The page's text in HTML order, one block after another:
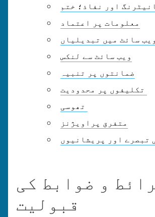
اور نفاذ؛ ختم
معلومات پر اعتماد
ویب سائٹ میں تبدیلیاں
ویب سائٹ سے لنکس
ضمانتوں پر تنبیہ
متفرق پراویژنز
و ضوابط کی
قبولیت